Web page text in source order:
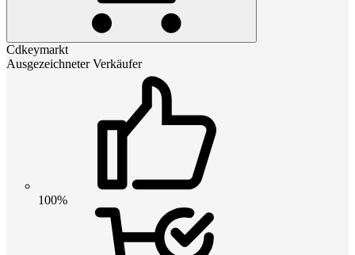
Cdkeymarkt
Ausgezeichneter Verkäufer
100%